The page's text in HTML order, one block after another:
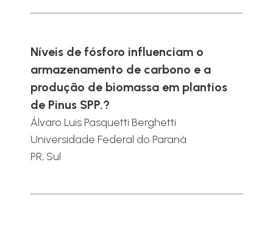
Níveis de fósforo influenciam o
armazenamento de carbono e a
produção de biomassa em plantios
de Pinus SPP.?
Álvaro Luis Pasquetti Berghetti
Universidade Federal do Paraná
PR, Sul